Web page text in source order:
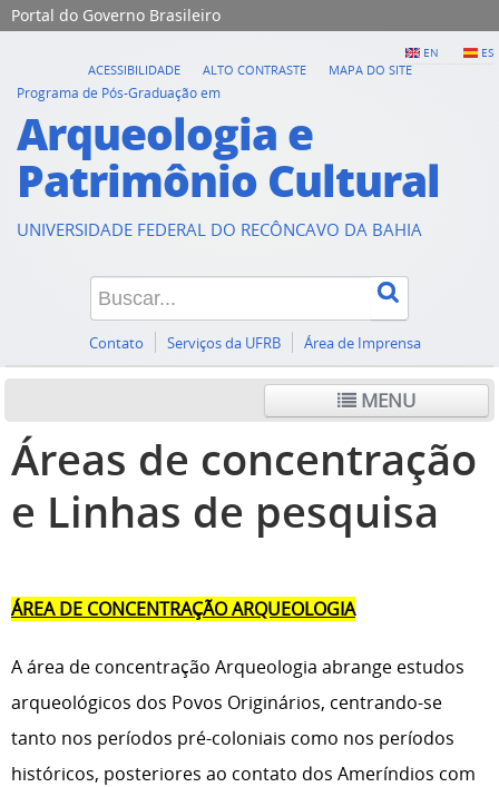
Portal do Governo Brasileiro
EN ES
ACESSIBILIDADE ALTO CONTRASTE
MAPA DO SITE
Programa de Pós-Graduação em
Arqueologia e
Patrimônio Cultural
UNIVERSIDADE FEDERAL DO RECÔNCAVO DA BAHIA
Contato Serviços da UFRB Área de Imprensa
MENU
Áreas de concentração
e Linhas de pesquisa
ÁREA DE CONCENTRAÇÃO ARQUEOLOGIA
A área de concentração Arqueologia abrange estudos
arqueológicos dos Povos Originários, centrando-se
tanto nos períodos pré-coloniais como nos períodos
históricos, posteriores ao contato dos Ameríndios com